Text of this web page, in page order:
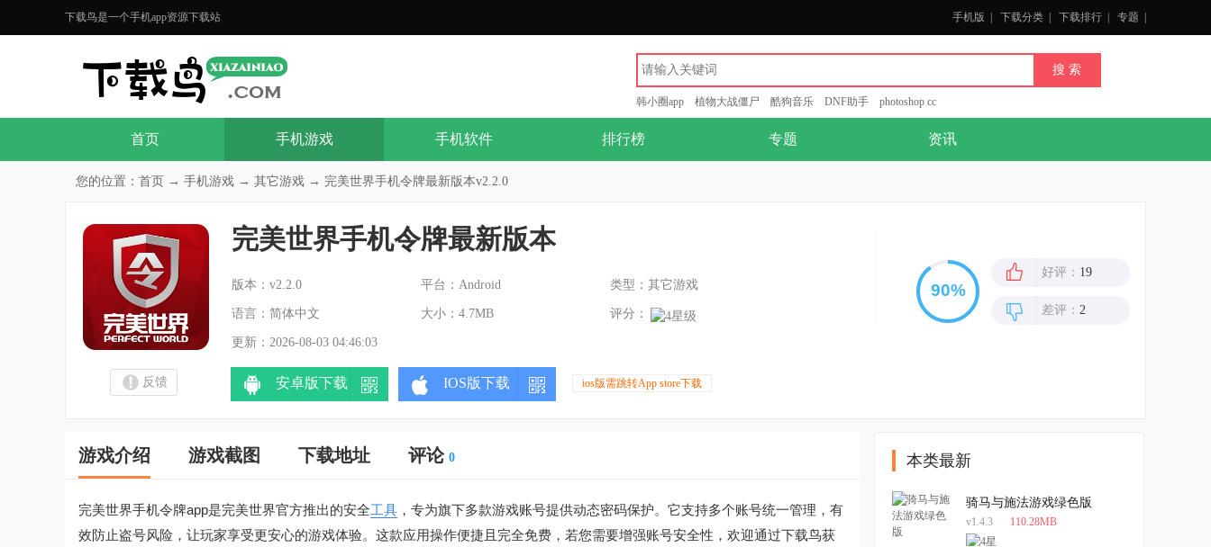
下载鸟是一个手机app资源下载站 手机版 下载分类 下载排行 专题
韩小圈app 植物大战僵尸 酷狗音乐 DNF助手 photoshop cc
首页 手机游戏 手机软件 排行榜 专题 资讯
您的位置： 首页 → 手机游戏 → 其它游戏 → 完美世界手机令牌最新版本v2.2.0
完美世界手机令牌最新版本
版本：v2.2.0 平台：Android 类型：其它游戏
语言：简体中文 大小：4.7MB 评分：
更新：2026-08-03 04:46:03
反馈 安卓版下载 IOS版下载 ios版需跳转App store下载
好评： 19
差评： 2
游戏介绍 游戏截图 下载地址 评论 0
完美世界手机令牌app是完美世界官方推出的安全工具 ，专为旗下多款游戏账号提供动态密码保护。它支持多个账号统一管理，有
效防止盗号风险，让玩家享受更安心的游戏体验。这款应用操作便捷且完全免费，若您需要增强账号安全性，欢迎通过下载鸟获
本类最新
骑马与施法游戏绿色版
v1.4.3 110.28MB